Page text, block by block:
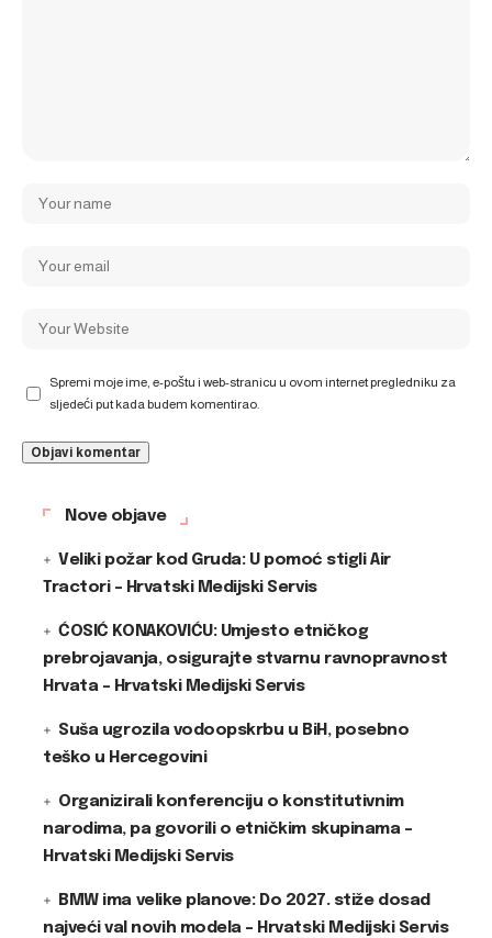
Spremi moje ime, e-poštu i web-stranicu u ovom internet pregledniku za
sljedeći put kada budem komentirao.
Nove objave
Veliki požar kod Gruda: U pomoć stigli Air
Tractori – Hrvatski Medijski Servis
ĆOSIĆ KONAKOVIĆU: Umjesto etničkog
prebrojavanja, osigurajte stvarnu ravnopravnost
Hrvata – Hrvatski Medijski Servis
Suša ugrozila vodoopskrbu u BiH, posebno
teško u Hercegovini
Organizirali konferenciju o konstitutivnim
narodima, pa govorili o etničkim skupinama –
Hrvatski Medijski Servis
BMW ima velike planove: Do 2027. stiže dosad
najveći val novih modela – Hrvatski Medijski Servis